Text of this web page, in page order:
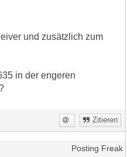
und zusätzlich zum
in der engeren
Zitieren
Posting Freak